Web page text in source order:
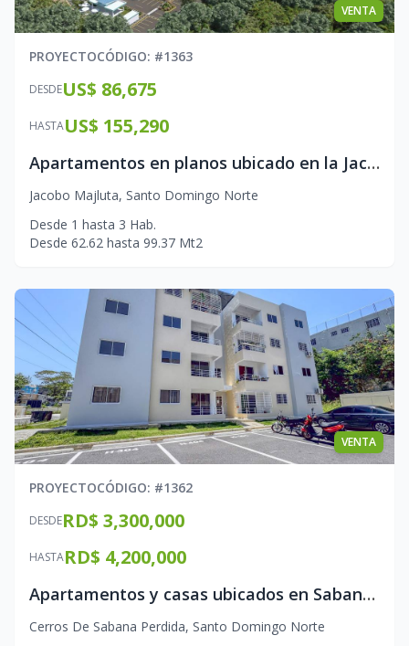
VENTA
PROYECTOCÓDIGO: #1363
DESDEUS$ 86,675
HASTAUS$ 155,290
Apartamentos en planos ubicado en la Jacobo Majluta
Jacobo Majluta, Santo Domingo Norte
Desde 1 hasta 3 Hab.
Desde 62.62 hasta 99.37 Mt2
VENTA
PROYECTOCÓDIGO: #1362
DESDERD$ 3,300,000
HASTARD$ 4,200,000
Apartamentos y casas ubicados en Sabana Perdida
Cerros De Sabana Perdida, Santo Domingo Norte